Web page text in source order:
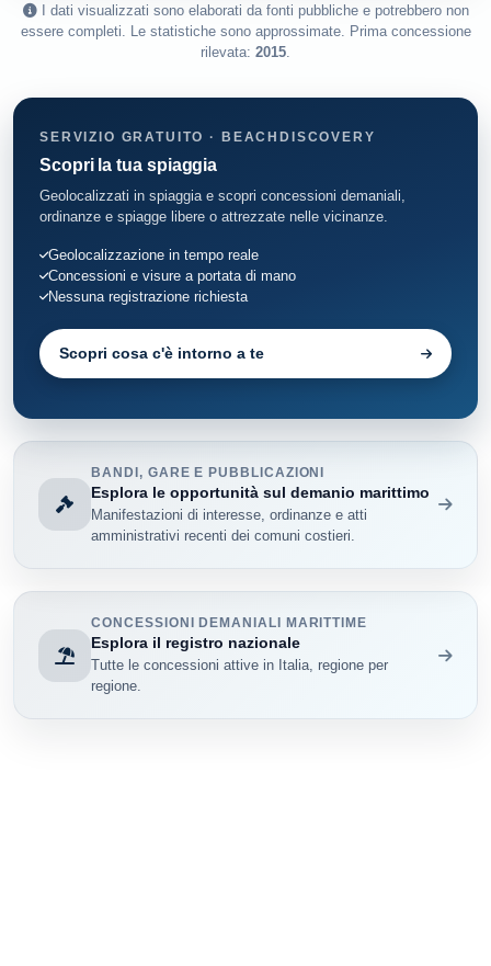
I dati visualizzati sono elaborati da fonti pubbliche e potrebbero non
essere completi. Le statistiche sono approssimate. Prima concessione
rilevata: 2015.
SERVIZIO GRATUITO · BEACHDISCOVERY
Scopri la tua spiaggia
Geolocalizzati in spiaggia e scopri concessioni demaniali,
ordinanze e spiagge libere o attrezzate nelle vicinanze.
Geolocalizzazione in tempo reale
Concessioni e visure a portata di mano
Nessuna registrazione richiesta
Scopri cosa c'è intorno a te
BANDI, GARE E PUBBLICAZIONI
Esplora le opportunità sul demanio marittimo
Manifestazioni di interesse, ordinanze e atti
amministrativi recenti dei comuni costieri.
CONCESSIONI DEMANIALI MARITTIME
Esplora il registro nazionale
Tutte le concessioni attive in Italia, regione per
regione.